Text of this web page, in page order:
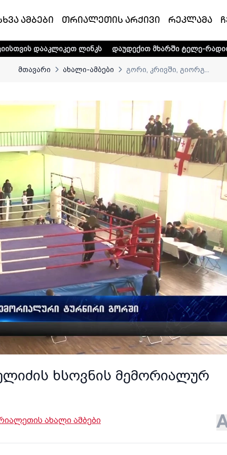
ამბები თრიალეთის არქივი რეკლამა
ლინკს დაუდექით მხარში ტელე-რადიო კომპანია
მთავარი ახალი-ამბები გორი, კრივში, გიორგ...
ხსოვნის მემორიალურ
ახალი ამბები